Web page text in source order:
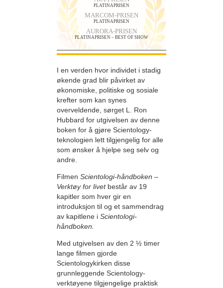
PLATINAPRISEN
MARCOM-PRISEN
PLATINAPRISEN
AURORA-PRISEN
PLATINAPRISEN – BEST OF SHOW
I en verden hvor individet i stadig
økende grad blir påvirket av
økonomiske, politiske og sosiale
krefter som kan synes
overveldende, sørget L. Ron
Hubbard for utgivelsen av denne
boken for å gjøre Scientology-
teknologien lett tilgjengelig for alle
som ønsker å hjelpe seg selv og
andre.
Filmen Scientologi-håndboken –
Verktøy for livetbestår av 19
kapitler som hver gir en
introduksjon til og et sammendrag
av kapitlene i Scientologi-
håndboken.
Med utgivelsen av den 2 ½ timer
lange filmen gjorde
Scientologykirken disse
grunnleggende Scientology-
verktøyene tilgjengelige praktisk